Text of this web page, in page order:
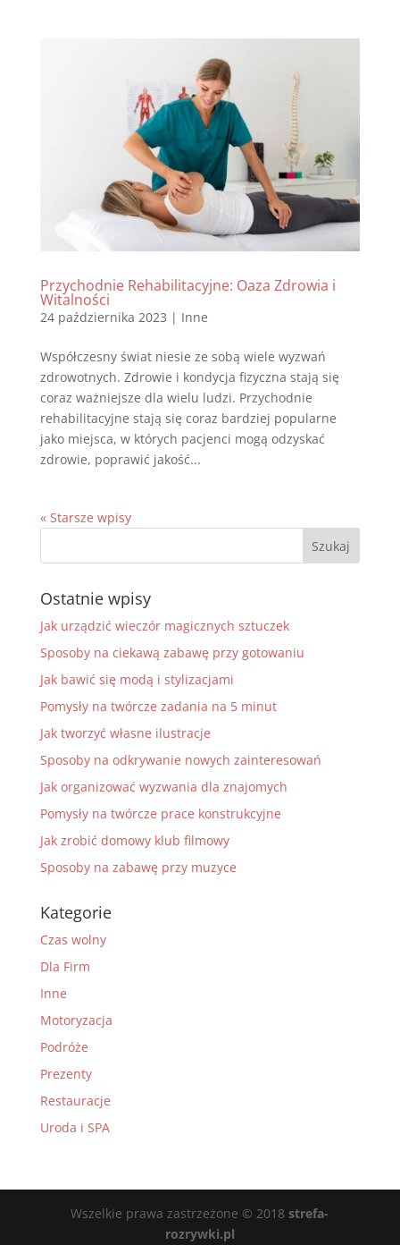
Przychodnie Rehabilitacyjne: Oaza Zdrowia i
Witalności
24 października 2023 | Inne
Współczesny świat niesie ze sobą wiele wyzwań
zdrowotnych. Zdrowie i kondycja fizyczna stają się
coraz ważniejsze dla wielu ludzi. Przychodnie
rehabilitacyjne stają się coraz bardziej popularne
jako miejsca, w których pacjenci mogą odzyskać
zdrowie, poprawić jakość...
« Starsze wpisy
Ostatnie wpisy
Jak urządzić wieczór magicznych sztuczek
Sposoby na ciekawą zabawę przy gotowaniu
Jak bawić się modą i stylizacjami
Pomysły na twórcze zadania na 5 minut
Jak tworzyć własne ilustracje
Sposoby na odkrywanie nowych zainteresowań
Jak organizować wyzwania dla znajomych
Pomysły na twórcze prace konstrukcyjne
Jak zrobić domowy klub filmowy
Sposoby na zabawę przy muzyce
Kategorie
Czas wolny
Dla Firm
Inne
Motoryzacja
Podróże
Prezenty
Restauracje
Uroda i SPA
Wszelkie prawa zastrzeżone © 2018strefa-
rozrywki.pl